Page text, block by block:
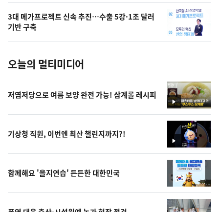
의
사
진
3대 메가프로젝트 신속 추진…수출 5강·1조 달러
기반 구축
오늘의 멀티미디어
영
상
저염저당으로 여름 보양 완전 가능! 삼계롤 레시피
영
상
기상청 직원, 이번엔 최산 챌린지까지?!
함께해요 '을지연습' 든든한 대한민국